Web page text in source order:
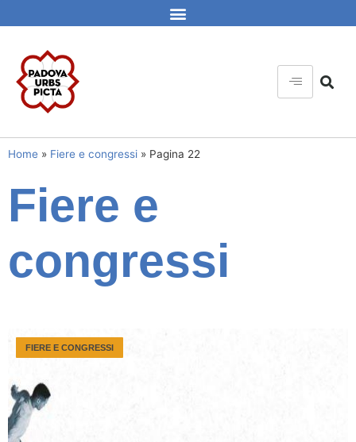
Home » Fiere e congressi » Pagina 22
Fiere e
congressi
FIERE E CONGRESSI